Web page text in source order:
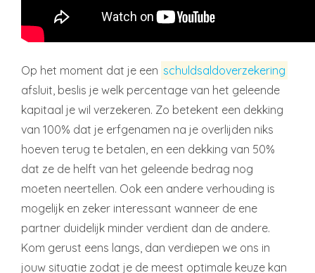
Op het moment dat je een schuldsaldoverzekering
afsluit, beslis je welk percentage van het geleende
kapitaal je wil verzekeren. Zo betekent een dekking
van 100% dat je erfgenamen na je overlijden niks
hoeven terug te betalen, en een dekking van 50%
dat ze de helft van het geleende bedrag nog
moeten neertellen. Ook een andere verhouding is
mogelijk en zeker interessant wanneer de ene
partner duidelijk minder verdient dan de andere.
Kom gerust eens langs, dan verdiepen we ons in
jouw situatie zodat je de meest optimale keuze kan